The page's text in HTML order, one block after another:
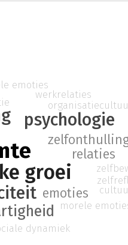
groei
psychologie
relaties
emoties
emoties
werkrelaties
dynamiek
morele